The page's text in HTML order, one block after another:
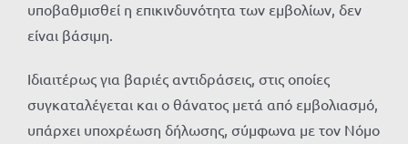
υποβαθμισθεί η επικινδυνότητα των εμβολίων, δεν
είναι βάσιμη.
Ιδιαιτέρως για βαριές αντιδράσεις, στις οποίες
συγκαταλέγεται και ο θάνατος μετά από εμβολιασμό,
υπάρχει υποχρέωση δήλωσης, σύμφωνα με τον Νόμο